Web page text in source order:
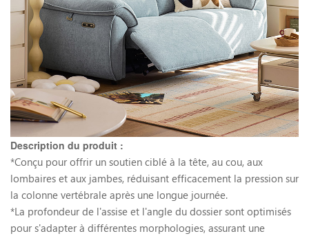
Description du produit :
*Conçu pour offrir un soutien ciblé à la tête, au cou, aux
lombaires et aux jambes, réduisant efficacement la pression sur
la colonne vertébrale après une longue journée.
*La profondeur de l'assise et l'angle du dossier sont optimisés
pour s'adapter à différentes morphologies, assurant une